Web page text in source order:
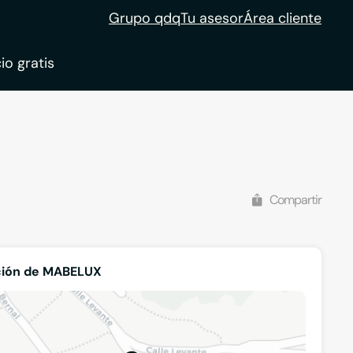
Grupo qdqTu asesorÁrea cliente
gratis
Compartir
de MABELUX